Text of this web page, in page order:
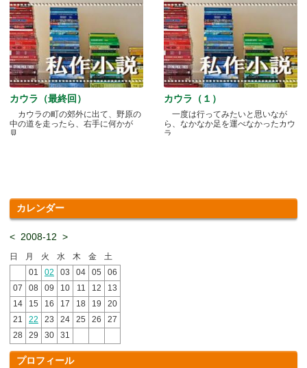
カウラ（最終回）
カウラの町の郊外に出て、野原の
中の道を走ったら、右手に何かが
見.....
カウラ（１）
一度は行ってみたいと思いなが
ら、なかなか足を運べなかったカウ
ラ.....
カレンダー
< 2008-12 >
日 月 火 水 木 金
土
01
02 03 04 05
06
07
08 09 10 11 12
13
14
15 16 17 18 19
20
21
22 23 24 25 26
27
28
29 30 31
プロフィール